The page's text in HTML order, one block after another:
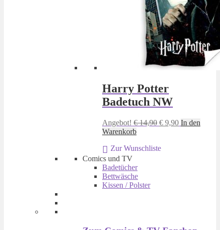
Harry Potter
Badetuch NW
Angebot! €14,90 Ursprünglicher
€ 14,90
€ 9,90Aktueller
In den
Warenkorb
Zur Wunschliste
Comics und TV
Badetücher
Bettwäsche
Kissen / Polster